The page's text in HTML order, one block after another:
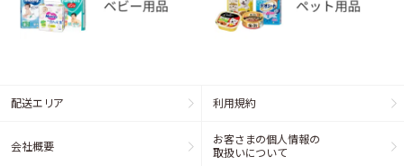
配送エリア 利用規約
会社概要
お客さまの個人情報の
取扱いについて